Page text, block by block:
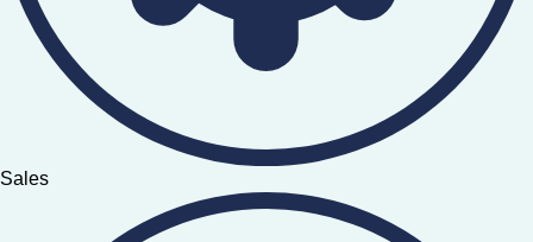
Sales